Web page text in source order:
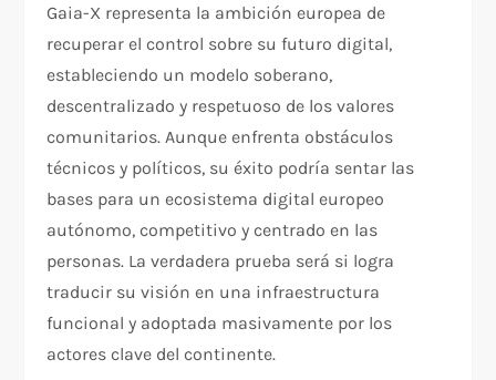
Gaia-X representa la ambición europea de
recuperar el control sobre su futuro digital,
estableciendo un modelo soberano,
descentralizado y respetuoso de los valores
comunitarios. Aunque enfrenta obstáculos
técnicos y políticos, su éxito podría sentar las
bases para un ecosistema digital europeo
autónomo, competitivo y centrado en las
personas. La verdadera prueba será si logra
traducir su visión en una infraestructura
funcional y adoptada masivamente por los
actores clave del continente.